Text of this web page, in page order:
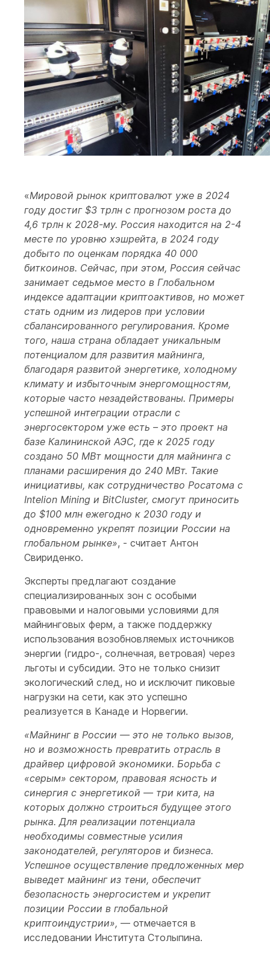
«Мировой рынок криптовалют уже в 2024
году достиг $3 трлн с прогнозом роста до
4,6 трлн к 2028-му. Россия находится на 2-4
месте по уровню хэшрейта, в 2024 году
добыто по оценкам порядка 40 000
биткоинов. Сейчас, при этом, Россия сейчас
занимает седьмое место в Глобальном
индексе адаптации криптоактивов, но может
стать одним из лидеров при условии
сбалансированного регулирования. Кроме
того, наша страна обладает уникальным
потенциалом для развития майнинга,
благодаря развитой энергетике, холодному
климату и избыточным энергомощностям,
которые часто незадействованы. Примеры
успешной интеграции отрасли с
энергосектором уже есть – это проект на
базе Калининской АЭС, где к 2025 году
создано 50 МВт мощности для майнинга с
планами расширения до 240 МВт. Такие
инициативы, как сотрудничество Росатома с
Intelion Mining и BitCluster, cмогут приносить
до $100 млн ежегодно к 2030 году и
одновременно укрепят позиции России на
глобальном рынке», - считает Антон
Свириденко.
Эксперты предлагают создание
специализированных зон с особыми
правовыми и налоговыми условиями для
майнинговых ферм, а также поддержку
использования возобновляемых источников
энергии (гидро-, солнечная, ветровая) через
льготы и субсидии. Это не только снизит
экологический след, но и исключит пиковые
нагрузки на сети, как это успешно
реализуется в Канаде и Норвегии.
«Майнинг в России — это не только вызов,
но и возможность превратить отрасль в
драйвер цифровой экономики. Борьба с
«серым» сектором, правовая ясность и
синергия с энергетикой — три кита, на
которых должно строиться будущее этого
рынка. Для реализации потенциала
необходимы совместные усилия
законодателей, регуляторов и бизнеса.
Успешное осуществление предложенных мер
выведет майнинг из тени, обеспечит
безопасность энергосистем и укрепит
позиции России в глобальной
криптоиндустрии», — отмечается в
исследовании Института Столыпина.